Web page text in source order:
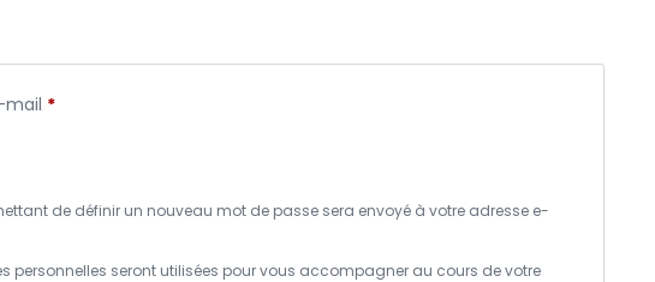
mail *
de définir un nouveau mot de passe sera envoyé à votre adresse e-
personnelles seront utilisées pour vous accompagner au cours de votre